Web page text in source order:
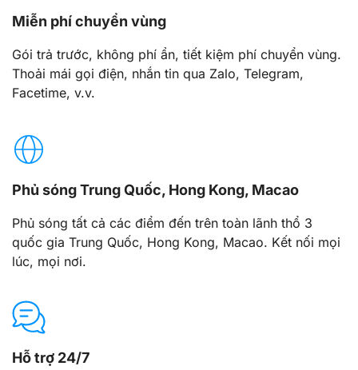
Miễn phí chuyển vùng
Gói trả trước, không phí ẩn, tiết kiệm phí chuyển vùng.
Thoải mái gọi điện, nhắn tin qua Zalo, Telegram,
Facetime, v.v.
Phủ sóng Trung Quốc, Hong Kong, Macao
Phủ sóng tất cả các điểm đến trên toàn lãnh thổ 3
quốc gia Trung Quốc, Hong Kong, Macao. Kết nối mọi
lúc, mọi nơi.
Hỗ trợ 24/7